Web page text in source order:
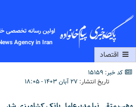
اولین رسانه تخصصی
Agency in Iran
اقتصاد
کد خبر: 15159
تاریخ انتشار: ۲۷ آبان ۱۴۰۳ - ۱۸:۰۵